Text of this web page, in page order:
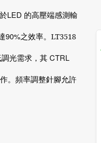
LED 的高壓端感測輸
90%之效率。 LT3518
光需求，其CTRL
。頻率調整針腳允許